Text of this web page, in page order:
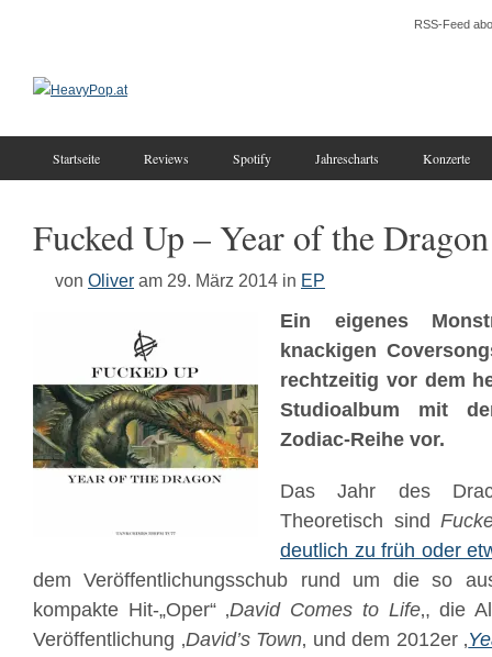
RSS-Feed
Startseite Reviews Spotify Jahrescharts Konzerte
Fucked Up – Year of the Dragon
von Oliver am 29. März 2014 in EP
Ein eigenes
knackigen
rechtzeitig vor dem
Studioalbum mit
Zodiac-Reihe vor.
Das Jahr des
Theoretisch sind
deutlich zu früh oder
dem Veröffentlichungsschub rund um die so
kompakte Hit-„Oper“ ‚David Comes to Life‚, die
Veröffentlichung ‚David’s Town‚ und dem 2012er ‚